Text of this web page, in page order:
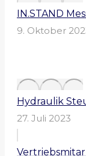
IN.STAND
9. Oktober
Hydraulik
27. Juli 2023